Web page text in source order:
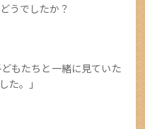
うでしたか？
もたちと一緒に見ていた
た。」